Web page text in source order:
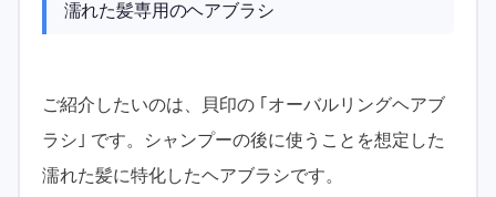
濡れた髪専用のヘアブラシ
ご紹介したいのは、貝印の ｢オーバルリングヘアブ
ラシ｣ です。シャンプーの後に使うことを想定した
濡れた髪に特化したヘアブラシです。